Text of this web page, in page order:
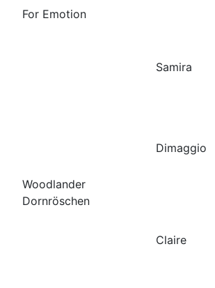
For Emotion
Samira
Woodlander
Dornröschen
Dimaggio
Claire